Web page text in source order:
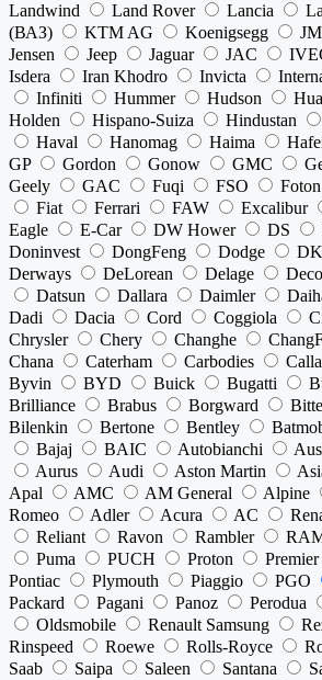
Landwind
Land Rover Lancia
(ВАЗ)
KTM AG Koenigsegg
Jensen
Jeep Jaguar JAC
Isdera
Iran Khodro Invicta
Infiniti
Hummer Hudson
Holden
Hispano-Suiza Hindustan
Haval
Hanomag Haima
GP
Gordon Gonow GMC
Geely
GAC Fuqi FSO Foton
Fiat
Ferrari FAW Excalibur
Eagle
E-Car DW Hower DS
Doninvest
DongFeng Dodge
Derways
DeLorean Delage
Datsun
Dallara Daimler
Dadi
Dacia Cord Coggiola
Chrysler
Chery Changhe
Chana
Caterham Carbodies
Byvin
BYD Buick Bugatti
Brilliance
Brabus Borgward
Bilenkin
Bertone Bentley
Bajaj
BAIC Autobianchi
Aurus
Audi Aston Martin
Apal
AMC AM General Alpine
Romeo
Adler Acura AC
Reliant
Ravon Rambler
Puma
PUCH Proton Premier
Pontiac
Plymouth Piaggio PGO
Packard
Pagani Panoz Perodua
Oldsmobile
Renault Samsung
Rinspeed
Roewe Rolls-Royce
Saab
Saipa Saleen Santana